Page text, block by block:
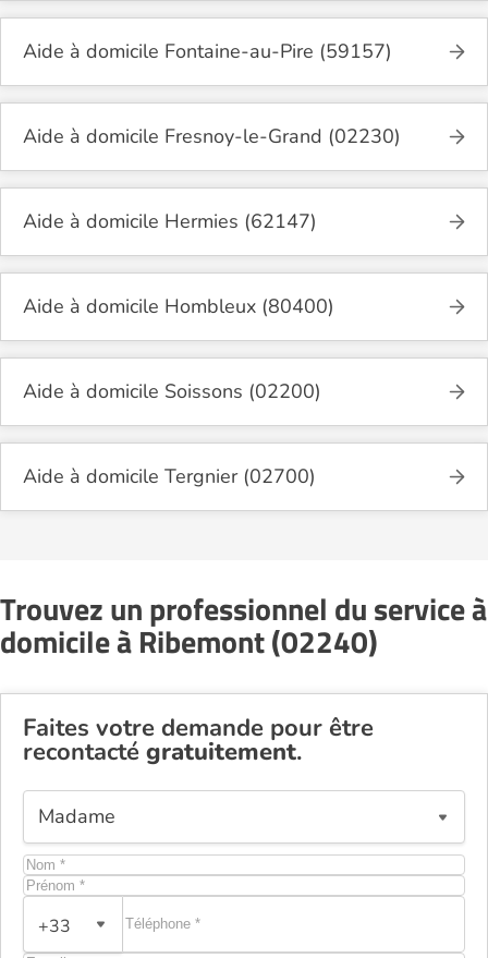
Aide à domicile Fontaine-au-Pire (59157)
Aide à domicile Fresnoy-le-Grand (02230)
Aide à domicile Hermies (62147)
Aide à domicile Hombleux (80400)
Aide à domicile Soissons (02200)
Aide à domicile Tergnier (02700)
Trouvez un professionnel du service à
domicile à Ribemont (02240)
Faites votre demande pour être
recontacté gratuitement.
+33